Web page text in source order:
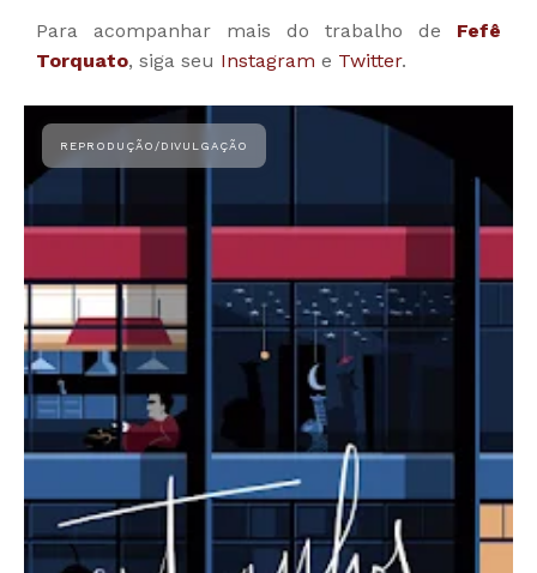
Para acompanhar mais do trabalho de Fefê
Torquato, siga seu Instagram e Twitter.